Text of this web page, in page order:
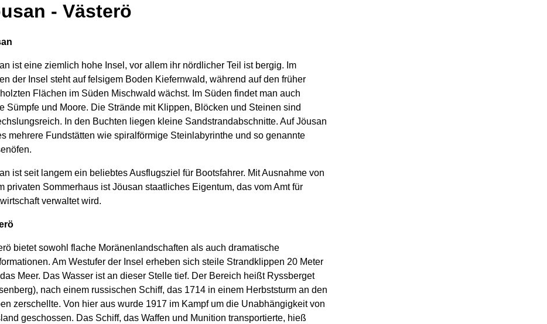
- Västerö
ist eine ziemlich hohe Insel, vor allem ihr nördlicher Teil ist bergig. Im
der Insel steht auf felsigem Boden Kiefernwald, während auf den früher
Flächen im Süden Mischwald wächst. Im Süden findet man auch
Sümpfe und Moore. Die Strände mit Klippen, Blöcken und Steinen sind
In den Buchten liegen kleine Sandstrandabschnitte. Auf Jöusan
mehrere Fundstätten wie spiralförmige Steinlabyrinthe und so genannte
ist seit langem ein beliebtes Ausflugsziel für Bootsfahrer. Mit Ausnahme von
privaten Sommerhaus ist Jöusan staatliches Eigentum, das vom Amt für
verwaltet wird.
bietet sowohl flache Moränenlandschaften als auch dramatische
Am Westufer der Insel erheben sich steile Strandklippen 20 Meter
Meer. Das Wasser ist an dieser Stelle tief. Der Bereich heißt Ryssberget
nach einem russischen Schiff, das 1714 in einem Herbststurm an den
zerschellte. Von hier aus wurde 1917 im Kampf um die Unabhängigkeit von
geschossen. Das Schiff, das Waffen und Munition transportierte, hieß